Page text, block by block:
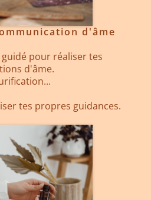
d'âme
pour réaliser tes
d'âme.
tes propres guidances.